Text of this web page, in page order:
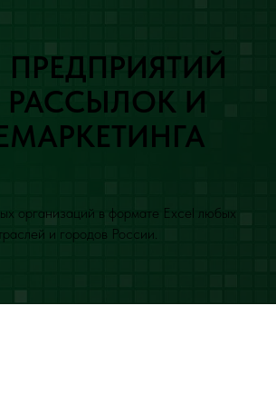
ПРЕДПРИЯТИЙ
РАССЫЛОК И
организаций в формате Excel любых
и городов России.